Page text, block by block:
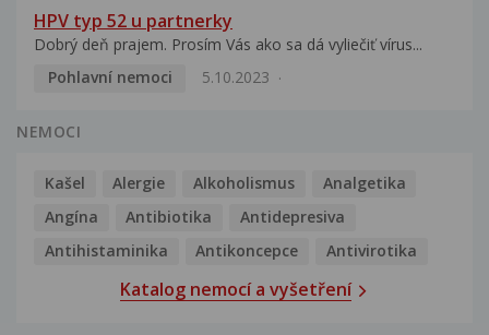
HPV typ 52 u partnerky
Dobrý deň prajem. Prosím Vás ako sa dá vyliečiť vírus...
Pohlavní nemoci
5.10.2023
NEMOCI
Kašel Alergie Alkoholismus
Analgetika
Angína
Antibiotika
Antidepresiva
Antihistaminika
Antikoncepce Antivirotika
Katalog nemocí a vyšetření